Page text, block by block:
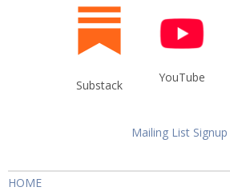
Substack
YouTube
Mailing List Signup
HOME